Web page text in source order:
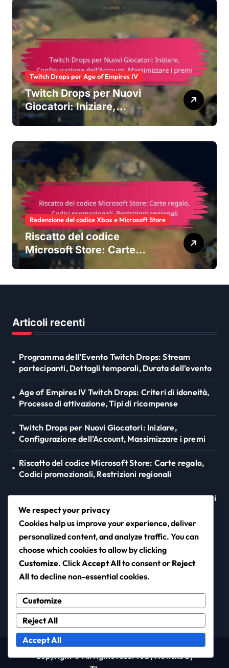
Twitch Drops per Age of Empires IV
Twitch Drops per Nuovi
Giocatori: Iniziare,
Configurazione
i premi
Redenzione del codice Xbox e Microsoft Store
Riscatto del codice
Microsoft Store: Carte
regalo, Codici promozionali,
Articoli recenti
Programma dell’Evento Twitch Drops: Stream
partecipanti, Dettagli temporali, Durata dell’evento
Age of Empires IV Twitch Drops: Criteri di idoneità,
Processo di attivazione, Tipi di ricompense
Twitch Drops per Nuovi Giocatori: Iniziare,
Configurazione dell’Account, Massimizzare i premi
Riscatto del codice Microsoft Store: Carte regalo,
Codici promozionali, Restrizioni regionali
Promozioni Twitch Drops di Age of Empires IV: eventi
speciali, offerte a tempo limitato, coinvolgimento
della comunità
instaura.it
Copyright © All rights reserved|Newsxoby
We respect your privacy
Cookies help us improve your experience, deliver
personalized content, and analyze traffic. You can
choose which cookies to allow by clicking
Customize. ClickAccept Allto consent or Reject
Allto decline non-essential cookies.
Customize
Reject All
Accept All